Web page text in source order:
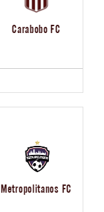
Carabobo FC
Metropolitanos FC